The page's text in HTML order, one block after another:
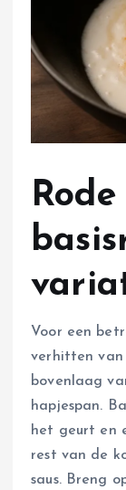
Voor een
verhitten van
bovenlaag
hapjespan.
het geurt en
rest van de
saus. Breng